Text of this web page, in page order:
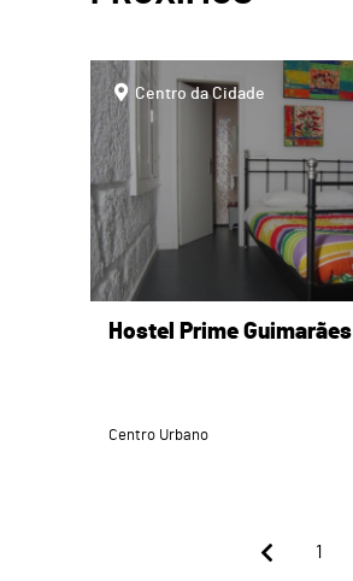
pageCentro da Cidade
Hostel Prime Guimarães
Centro Urbano
1